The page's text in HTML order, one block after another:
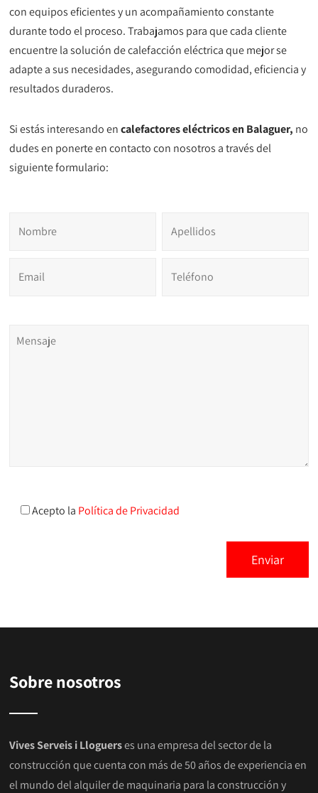
con equipos eficientes y un acompañamiento constante
durante todo el proceso. Trabajamos para que cada cliente
encuentre la solución de calefacción eléctrica que mejor se
adapte a sus necesidades, asegurando comodidad, eficiencia y
resultados duraderos.
Si estás interesando encalefactores eléctricos en Balaguer, no
dudes en ponerte en contacto con nosotros a través del
siguiente formulario:
Acepto la Política de Privacidad
Sobre nosotros
Vives Serveis i Lloguerses una empresa del sector de la
construcción que cuenta con más de 50 años de experiencia en
el mundo del alquiler de maquinaria para la construcción y